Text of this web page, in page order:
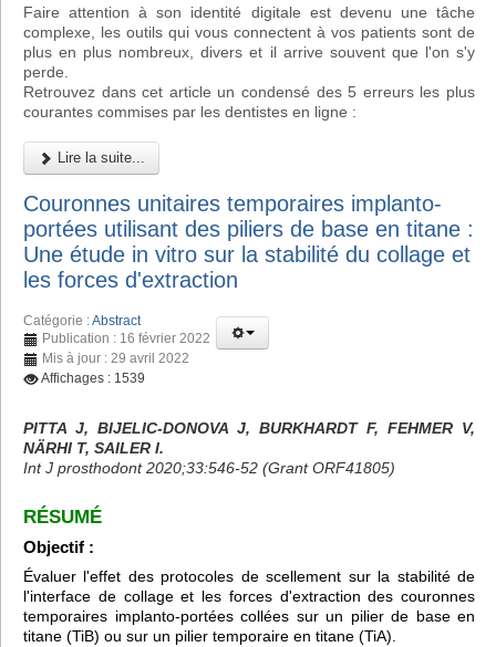
Faire attention à son identité digitale est devenu une tâche
complexe, les outils qui vous connectent à vos patients sont de
plus en plus nombreux, divers et il arrive souvent que l'on s'y
perde.
Retrouvez dans cet article un condensé des 5 erreurs les plus
courantes commises par les dentistes en ligne :
Lire la suite...
Couronnes unitaires temporaires implanto-
portées utilisant des piliers de base en titane :
Une étude in vitro sur la stabilité du collage et
les forces d'extraction
Catégorie :Abstract
Publication : 16 février 2022
Mis à jour : 29 avril 2022
Affichages : 1539
PITTA J, BIJELIC-DONOVA J, BURKHARDT F, FEHMER V,
NÄRHI T, SAILER I.
Int J prosthodont 2020;33:546-52 (Grant ORF41805)
RÉSUMÉ
Objectif :
Évaluer l'effet des protocoles de scellement sur la stabilité de
l'interface de collage et les forces d'extraction des couronnes
temporaires implanto-portées collées sur un pilier de base en
titane (TiB) ou sur un pilier temporaire en titane (TiA).